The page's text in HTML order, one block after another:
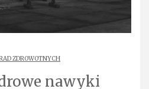
ZDROWOTNYCH
nawyki